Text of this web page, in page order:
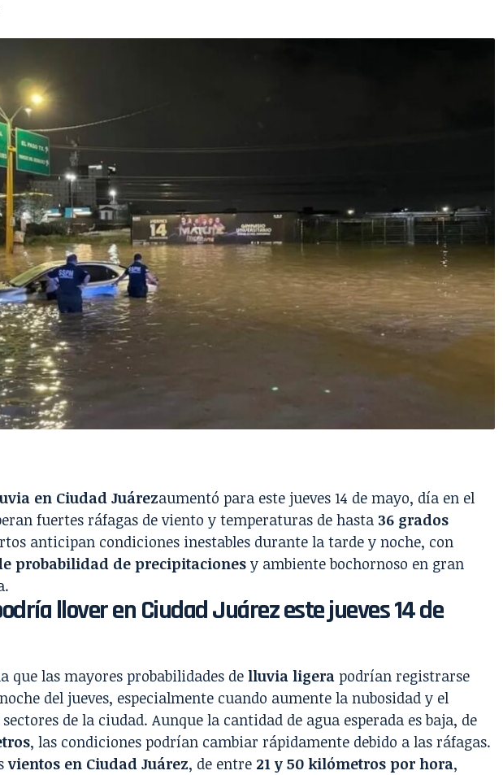
en Ciudad Juárezaumentó para este jueves 14 de mayo, día en el
fuertes ráfagas de viento y temperaturas de hasta 36 grados
anticipan condiciones inestables durante la tarde y noche, con
probabilidad de precipitaciones y ambiente bochornoso en gran
llover en Ciudad Juárez este jueves 14 de
que las mayores probabilidades delluvia ligera podrían registrarse
del jueves, especialmente cuando aumente la nubosidad y el
de la ciudad. Aunque la cantidad de agua esperada es baja, de
, las condiciones podrían cambiar rápidamente debido a las ráfagas.
vientos en Ciudad Juárez, de entre 21 y 50 kilómetros por hora,